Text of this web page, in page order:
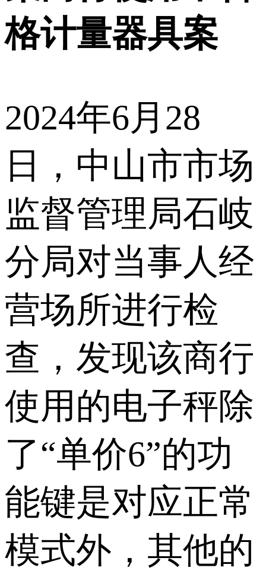
格计量器具案
2024年6月28
日，中山市市场
监督管理局石岐
分局对当事人经
营场所进行检
查，发现该商行
使用的电子秤除
了“单价6”的功
能键是对应正常
模式外，其他的